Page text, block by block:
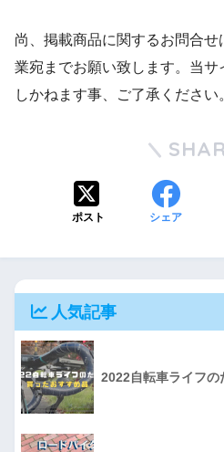
尚、掲載商品に関するお問合
業宛までお願い致します。当
しかねます事、ご了承ください
ポスト シェア
人気記事
2022自転車ライフの